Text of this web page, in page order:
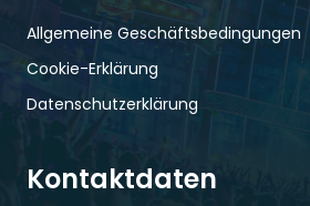
Allgemeine Geschäftsbedingungen
Cookie-Erklärung
Datenschutzerklärung
Kontaktdaten